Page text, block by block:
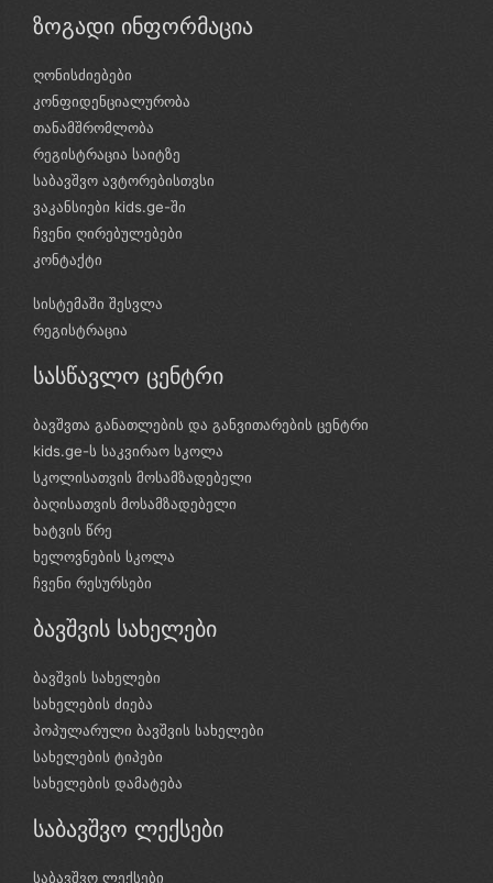
ზოგადი ინფორმაცია
ღონისძიებები
კონფიდენციალურობა
თანამშრომლობა
რეგისტრაცია საიტზე
საბავშვო ავტორებისთვსი
ვაკანსიები kids.ge-ში
ჩვენი ღირებულებები
კონტაქტი
სისტემაში შესვლა
რეგისტრაცია
სასწავლო ცენტრი
ბავშვთა განათლების და განვითარების ცენტრი
kids.ge-ს საკვირაო სკოლა
სკოლისათვის მოსამზადებელი
ბაღისათვის მოსამზადებელი
ხატვის წრე
ხელოვნების სკოლა
ჩვენი რესურსები
ბავშვის სახელები
ბავშვის სახელები
სახელების ძიება
პოპულარული ბავშვის სახელები
სახელების ტიპები
სახელების დამატება
საბავშვო ლექსები
საბავშვო ლექსები